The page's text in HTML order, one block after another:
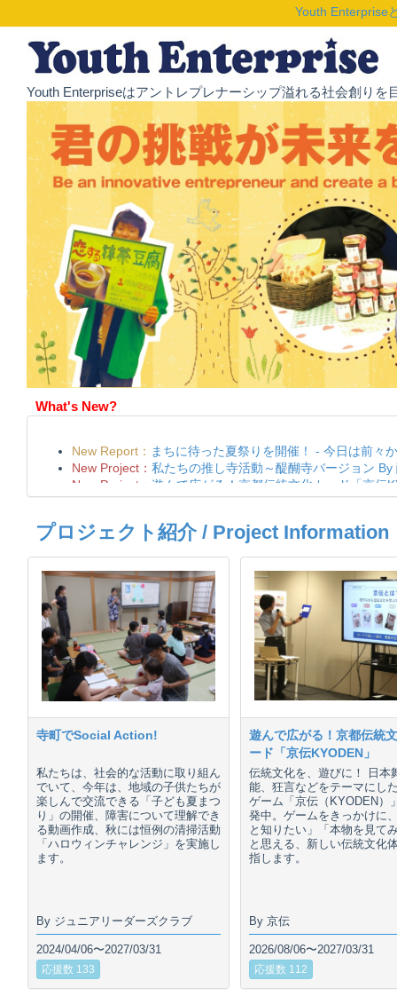
Youth Enterprise
Youth Enterpriseはアントレプレナーシップ溢れる社会創り
What's New?
プロジェクト紹介 / Project Information
寺町でSocial Action!
私たちは、社会的な活動に取り組ん
でいて、今年は、地域の子供たちが
楽しんで交流できる「子ども夏まつ
り」の開催、障害について理解でき
る動画作成、秋には恒例の清掃活動
「ハロウィンチャレンジ」を実施し
ます。
By ジュニアリーダーズクラブ
2024/04/06〜2027/03/31
応援数 133
遊んで広がる！京都伝統
ード「京伝KYODEN」
伝統文化を、遊びに！ 日本
能、狂言などをテーマにし
ゲーム「京伝（KYODEN）
発中。ゲームをきっかけに
と知りたい」「本物を見て
と思える、新しい伝統文化
指します。
By 京伝
2026/08/06〜2027/03/31
応援数 112